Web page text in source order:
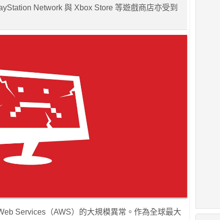
Network 與 Xbox Store 等遊戲商店亦受到
Services（AWS）的大規模異常。作為全球最大